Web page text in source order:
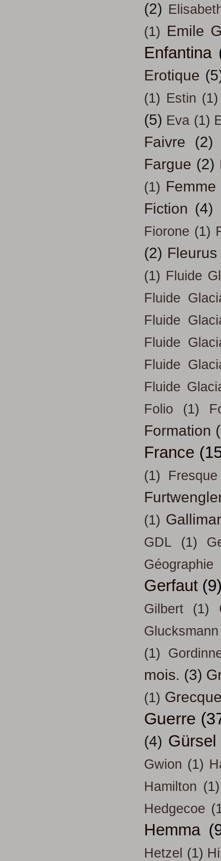
(2)
(1) Emile
Enfantina
Erotique
(1) Estin (1)
(5) Eva (1)
Faivre
(2)
Fargue (2)
(1) Femme
Fiction (4)
Fiorone (1)
(2) Fleurus
(1) Fluide
Fluide
Fluide
Fluide
Fluide
Fluide
Folio
(1)
Formation
France
(1) Fresque
(1)
GDL (1)
Géographie
Gerfaut
Gilbert (1)
Glucksmann
(1)
mois. (3)
(1)
Guerre
(4) Gürsel
Gwion (1)
Hamilton (1)
Hedgecoe
Hemma
Hetzel (1)